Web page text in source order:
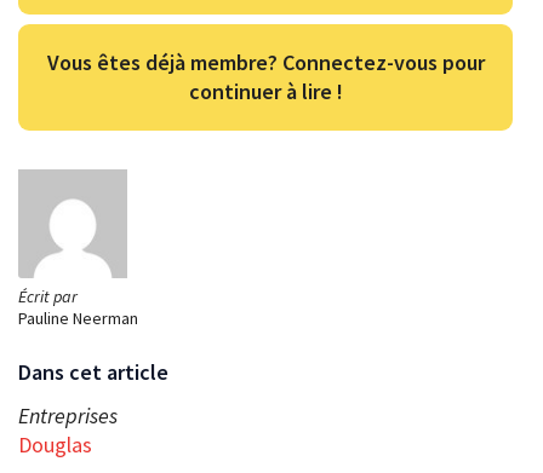
Écrit par
Pauline Neerman
Dans cet article
Entreprises
Douglas
Vous êtes déjà membre? Connectez-vous pour
continuer à lire !